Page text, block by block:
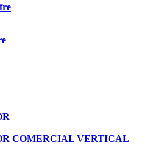
COMERCIAL VERTICAL